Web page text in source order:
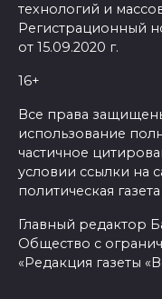
технологий и
Регистрационный
от 15.09.2020 г.
16+
Все права
использование
частичное
условии ссылки на
политическая
Главный редактор
Общество с
«Редакция газеты